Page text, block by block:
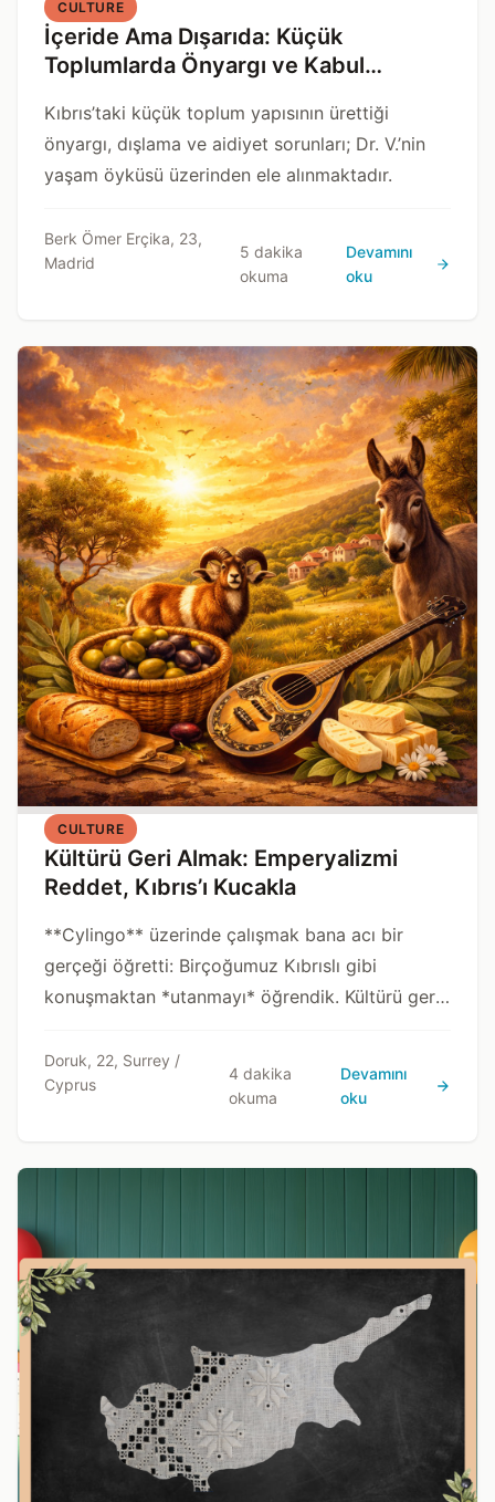
CULTURE
İçeride Ama Dışarıda: Küçük
Toplumlarda Önyargı ve Kabul
Kıbrıs’taki küçük toplum yapısının ürettiği
önyargı, dışlama ve aidiyet sorunları; Dr. V.’nin
yaşam öyküsü üzerinden ele alınmaktadır.
Berk Ömer Erçika, 23,
Madrid
5 dakika
okuma
Devamını
oku
CULTURE
Kültürü Geri Almak: Emperyalizmi
Reddet, Kıbrıs’ı Kucakla
**Cylingo** üzerinde çalışmak bana acı bir
gerçeği öğretti: Birçoğumuz Kıbrıslı gibi
konuşmaktan *utanmayı* öğrendik. Kültürü geri
Doruk, 22, Surrey /
Cyprus
4 dakika
okuma
Devamını
oku